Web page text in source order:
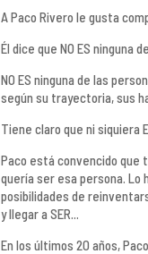
A Paco Rivero le gusta
Él dice que NO ES ninguna
NO ES ninguna de las
según su trayectoria, sus
Tiene claro que ni siquiera
Paco está convencido que
quería ser esa persona. Lo
posibilidades de
y llegar a SER...
En los últimos 20 años,